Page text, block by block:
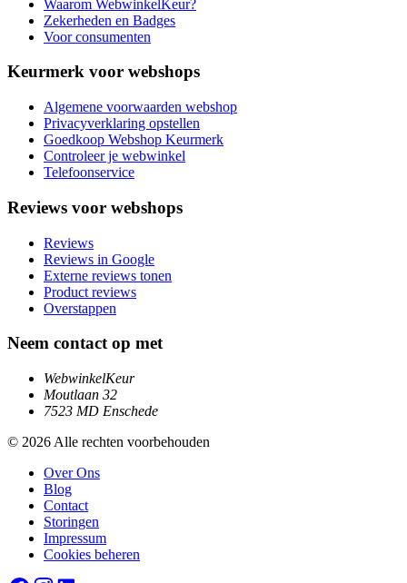
Waarom WebwinkelKeur?
Zekerheden en Badges
Voor consumenten
Keurmerk voor webshops
Algemene voorwaarden webshop
Privacyverklaring opstellen
Goedkoop Webshop Keurmerk
Controleer je webwinkel
Telefoonservice
Reviews voor webshops
Reviews
Reviews in Google
Externe reviews tonen
Product reviews
Overstappen
Neem contact op met
WebwinkelKeur
Moutlaan 32
7523 MD Enschede
© 2026 Alle rechten voorbehouden
Over Ons
Blog
Contact
Storingen
Impressum
Cookies beheren